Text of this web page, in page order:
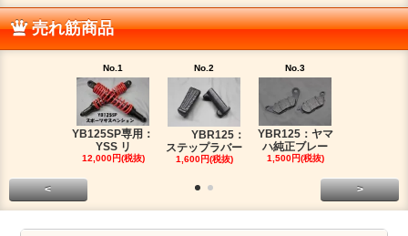
売れ筋商品
No.1
YB125SP専用：
YSS リ
12,000円(税抜)
No.2
YBR125：
ステップラバー
1,600円(税抜)
No.3
YBR125：ヤマ
ハ純正ブレー
1,500円(税抜)
< >